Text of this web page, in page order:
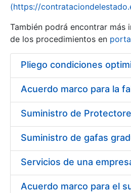
(https://
También podrá encontrar más
de los procedimientos en